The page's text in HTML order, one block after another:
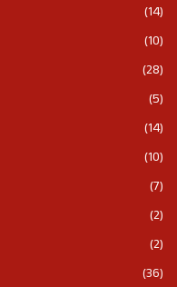
(14)
(10)
(28)
(5)
(14)
(10)
(7)
(2)
(2)
(36)